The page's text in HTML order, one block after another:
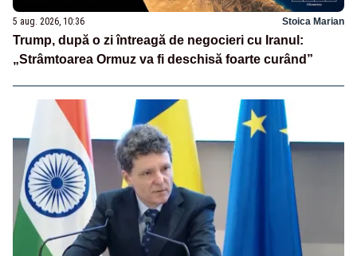
5 aug. 2026, 10:36 Stoica Marian
Trump, după o zi întreagă de negocieri cu Iranul:
„Strâmtoarea Ormuz va fi deschisă foarte curând”